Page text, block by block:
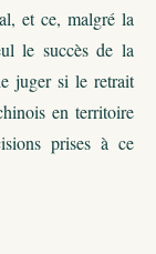
et ce, malgré la
le succès de la
juger si le retrait
en territoire
prises à ce